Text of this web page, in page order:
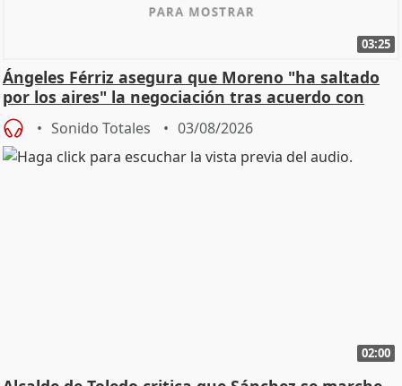
03:25
Ángeles Férriz asegura que Moreno "ha saltado
por los aires" la negociación tras acuerdo con
SMA
Sonido Totales 03/08/2026
02:00